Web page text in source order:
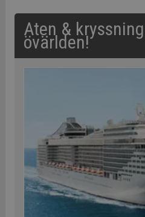
Aten &
övärlden!